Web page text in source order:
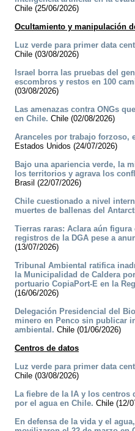
Chile (25/06/2026)
Ocultamiento y manipulación
Luz verde para primer data
Chile (03/08/2026)
Israel borra las pruebas del
escombros y restos en 100
(03/08/2026)
Las amenazas contra ONGs
en Chile. Chile (02/08/2026)
Aranceles por trabajo forzoso,
Estados Unidos (24/07/2026)
Bajo una apariencia verde, la
los territorios y agrava los
Brasil (22/07/2026)
Chile cuestionado a nivel
muertes de ballenas del
Tierras raras: Aclara aún
registros de la DGA pese a
(13/07/2026)
Tribunal Ambiental ratifica
la Municipalidad de Caldera
portuario CopiaPort-E en la
(16/06/2026)
Delegación Presidencial del
minero en Penco sin publicar
ambiental. Chile (01/06/2026)
Centros de datos
Luz verde para primer data
Chile (03/08/2026)
La fiebre de la IA y los centros
por el agua en Chile. Chile (12/
En defensa de la vida y el